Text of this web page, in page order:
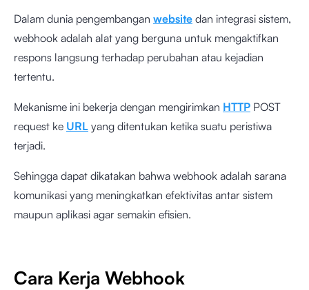
Dalam dunia pengembangan website dan integrasi sistem,
webhook adalah alat yang berguna untuk mengaktifkan
respons langsung terhadap perubahan atau kejadian
tertentu.
Mekanisme ini bekerja dengan mengirimkan HTTP POST
request ke URL yang ditentukan ketika suatu peristiwa
terjadi.
Sehingga dapat dikatakan bahwa webhook adalah sarana
komunikasi yang meningkatkan efektivitas antar sistem
maupun aplikasi agar semakin efisien.
Cara Kerja Webhook